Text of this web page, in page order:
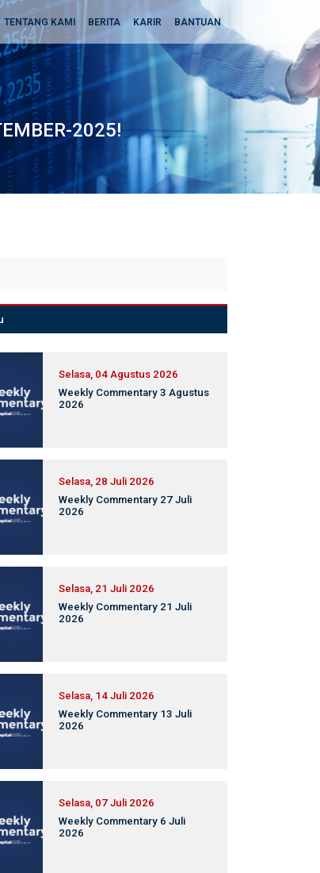
TENTANG KAMI BERITA KARIR BANTUAN
2025!
Selasa, 04 Agustus 2026
Weekly Commentary 3 Agustus
2026
Selasa, 28 Juli 2026
Weekly Commentary 27 Juli
2026
Selasa, 21 Juli 2026
Weekly Commentary 21 Juli
2026
Selasa, 14 Juli 2026
Weekly Commentary 13 Juli
2026
Selasa, 07 Juli 2026
Weekly Commentary 6 Juli
2026